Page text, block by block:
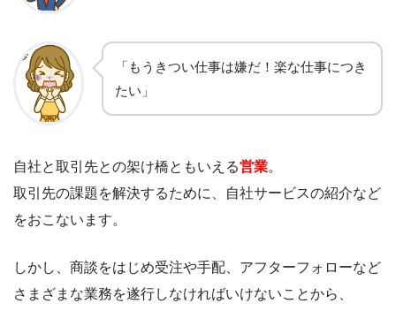
「もうきつい仕事は嫌だ！楽な仕事につき
たい」
自社と取引先との架け橋ともいえる営業。
取引先の課題を解決するために、自社サービスの紹介など
をおこないます。
しかし、商談をはじめ受注や手配、アフターフォローなど
さまざまな業務を遂行しなければいけないことから、